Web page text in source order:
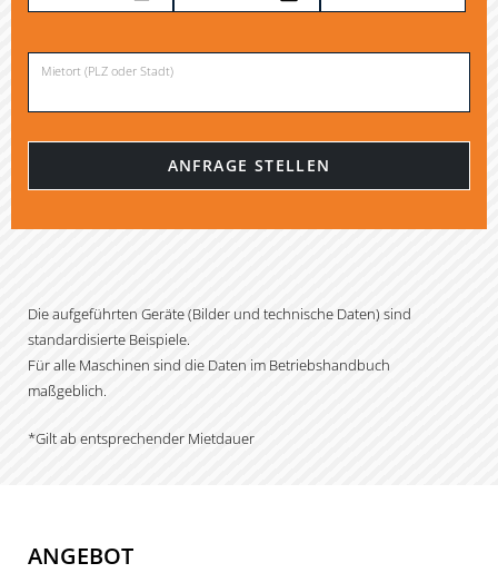
Mietort (PLZ oder Stadt)
Die aufgeführten Geräte (Bilder und technische Daten) sind
standardisierte Beispiele.
Für alle Maschinen sind die Daten im Betriebshandbuch
maßgeblich.
*Gilt ab entsprechender Mietdauer
ANGEBOT